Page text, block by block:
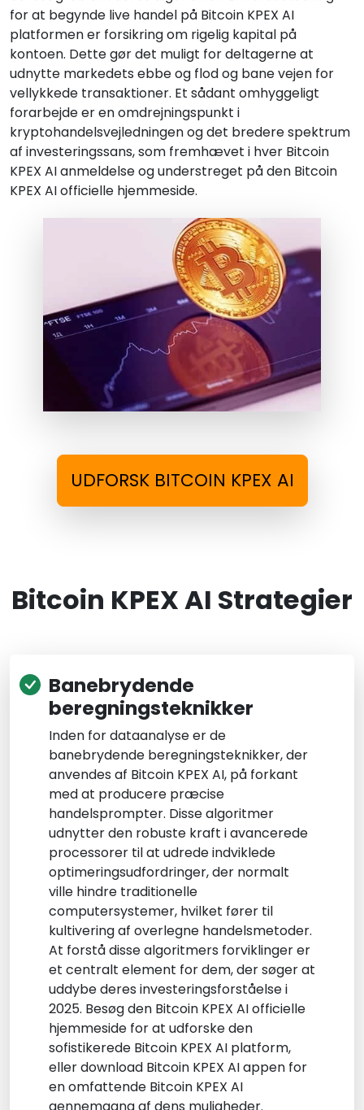
for at begynde live handel på Bitcoin KPEX AI
platformen er forsikring om rigelig kapital på
kontoen. Dette gør det muligt for deltagerne at
udnytte markedets ebbe og flod og bane vejen for
vellykkede transaktioner. Et sådant omhyggeligt
forarbejde er en omdrejningspunkt i
kryptohandelsvejledningen og det bredere spektrum
af investeringssans, som fremhævet i hver Bitcoin
KPEX AI anmeldelse og understreget på den Bitcoin
KPEX AI officielle hjemmeside.
UDFORSK BITCOIN KPEX AI
Bitcoin KPEX AI Strategier
Banebrydende
beregningsteknikker
Inden for dataanalyse er de
banebrydende beregningsteknikker, der
anvendes af Bitcoin KPEX AI, på forkant
med at producere præcise
handelsprompter. Disse algoritmer
udnytter den robuste kraft i avancerede
processorer til at udrede indviklede
optimeringsudfordringer, der normalt
ville hindre traditionelle
computersystemer, hvilket fører til
kultivering af overlegne handelsmetoder.
At forstå disse algoritmers forviklinger er
et centralt element for dem, der søger at
uddybe deres investeringsforståelse i
2025. Besøg den Bitcoin KPEX AI officielle
hjemmeside for at udforske den
sofistikerede Bitcoin KPEX AI platform,
eller download Bitcoin KPEX AI appen for
en omfattende Bitcoin KPEX AI